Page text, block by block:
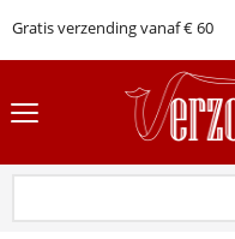
Gratis verzending vanaf € 60